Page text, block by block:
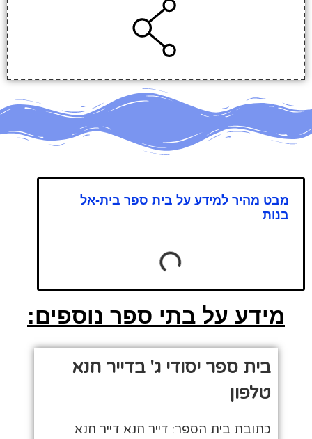
מבט מהיר למידע על בית ספר בית-אל
בנות
מידע על בתי ספר נוספים:
בית ספר יסודי ג' בדייר חנא
טלפון
כתובת בית הספר: דייר חנא דייר חנא